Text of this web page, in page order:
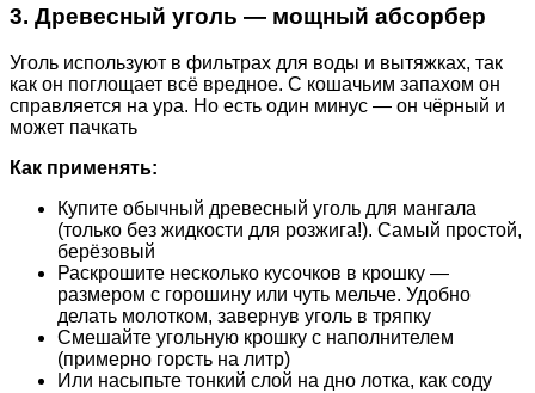
3. Древесный уголь — мощный абсорбер
Уголь используют в фильтрах для воды и вытяжках, так
как он поглощает всё вредное. С кошачьим запахом он
справляется на ура. Но есть один минус — он чёрный и
может пачкать
Как применять:
Купите обычный древесный уголь для мангала
(только без жидкости для розжига!). Самый простой,
берёзовый
Раскрошите несколько кусочков в крошку —
размером с горошину или чуть мельче. Удобно
делать молотком, завернув уголь в тряпку
Смешайте угольную крошку с наполнителем
(примерно горсть на литр)
Или насыпьте тонкий слой на дно лотка, как соду